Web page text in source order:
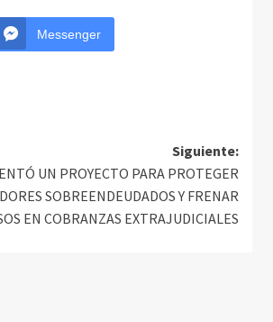
Messenger
Siguiente:
UN PROYECTO PARA PROTEGER
SOBREENDEUDADOS Y FRENAR
EN COBRANZAS EXTRAJUDICIALES